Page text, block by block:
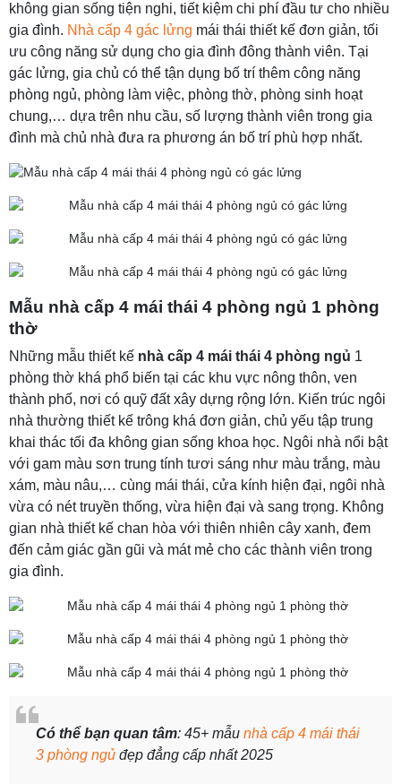
không gian sống tiện nghi, tiết kiệm chi phí đầu tư cho nhiều
gia đình. Nhà cấp 4 gác lửng mái thái thiết kế đơn giản, tối
ưu công năng sử dụng cho gia đình đông thành viên. Tại
gác lửng, gia chủ có thể tận dụng bố trí thêm công năng
phòng ngủ, phòng làm việc, phòng thờ, phòng sinh hoạt
chung,… dựa trên nhu cầu, số lượng thành viên trong gia
đình mà chủ nhà đưa ra phương án bố trí phù hợp nhất.
Mẫu nhà cấp 4 mái thái 4 phòng ngủ 1 phòng
thờ
Những mẫu thiết kế nhà cấp 4 mái thái 4 phòng ngủ 1
phòng thờ khá phổ biến tại các khu vực nông thôn, ven
thành phố, nơi có quỹ đất xây dựng rộng lớn. Kiến trúc ngôi
nhà thường thiết kế trông khá đơn giản, chủ yếu tập trung
khai thác tối đa không gian sống khoa học. Ngôi nhà nổi bật
với gam màu sơn trung tính tươi sáng như màu trắng, màu
xám, màu nâu,… cùng mái thái, cửa kính hiện đại, ngôi nhà
vừa có nét truyền thống, vừa hiện đại và sang trọng. Không
gian nhà thiết kế chan hòa với thiên nhiên cây xanh, đem
đến cảm giác gần gũi và mát mẻ cho các thành viên trong
gia đình.
Có thể bạn quan tâm: 45+ mẫu nhà cấp 4 mái thái
3 phòng ngủ đẹp đẳng cấp nhất 2025